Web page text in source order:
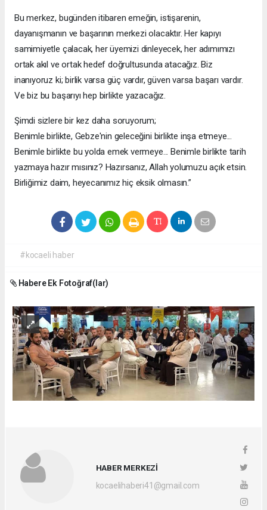
Bu merkez, bugünden itibaren emeğin, istişarenin,
dayanışmanın ve başarının merkezi olacaktır. Her kapıyı
samimiyetle çalacak, her üyemizi dinleyecek, her adımımızı
ortak akıl ve ortak hedef doğrultusunda atacağız. Biz
inanıyoruz ki; birlik varsa güç vardır, güven varsa başarı vardır.
Ve biz bu başarıyı hep birlikte yazacağız.
Şimdi sizlere bir kez daha soruyorum;
Benimle birlikte, Gebze'nin geleceğini birlikte inşa etmeye...
Benimle birlikte bu yolda emek vermeye... Benimle birlikte tarih
yazmaya hazır mısınız? Hazırsanız, Allah yolumuzu açık etsin.
Birliğimiz daim, heyecanımız hiç eksik olmasın.”
#kocaeli haber
Habere Ek Fotoğraf(lar)
HABER MERKEZİ
kocaelihaberi41@gmail.com